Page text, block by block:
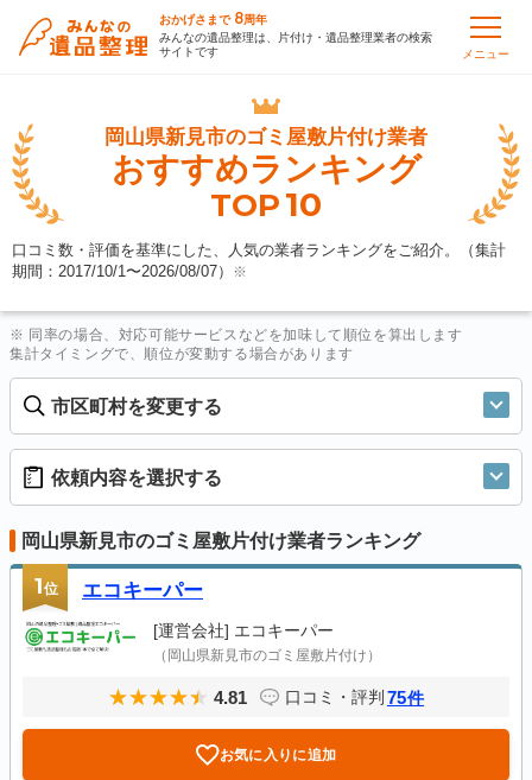
おかげさまで 8周年
みんなの遺品整理は、片付け・遺品整理業者の検索
サイトです
メニュー
岡山県新見市のゴミ屋敷片付け業者
おすすめランキング
TOP10
口コミ数・評価を基準にした、人気の業者ランキングをご紹介。（集計
期間：2017/10/1〜2026/08/07） ※
※ 同率の場合、対応可能サービスなどを加味して順位を算出します
集計タイミングで、順位が変動する場合があります
市区町村を変更する
依頼内容を選択する
岡山県新見市のゴミ屋敷片付け業者ランキング
1位 エコキーパー
[運営会社] エコキーパー
（岡山県新見市のゴミ屋敷片付け）
4.81 口コミ・評判 75件
お気に入りに追加